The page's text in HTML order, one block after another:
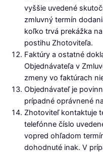
vyššie uvedené
zmluvný termín
koľko trvá prekážka
postihu Zhotoviteľa.
Faktúry a ostatné
Objednávateľa v
zmeny vo faktúrach
Objednávateľ je
prípadné oprávnené
Zhotoviteľ kontaktuje
telefónne číslo
vopred ohľadom
dohodnuté inak. V